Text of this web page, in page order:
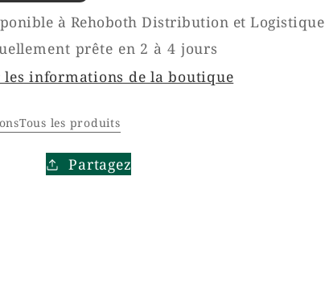
à Rehoboth Distribution et Logistique
prête en 2 à 4 jours
informations de la boutique
Tous les produits
Partagez